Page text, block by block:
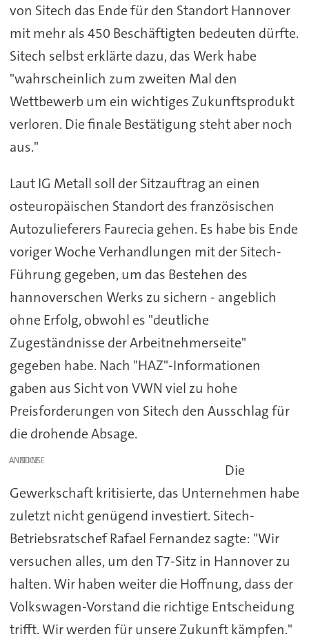
von Sitech das Ende für den Standort Hannover
mit mehr als 450 Beschäftigten bedeuten dürfte.
Sitech selbst erklärte dazu, das Werk habe
"wahrscheinlich zum zweiten Mal den
Wettbewerb um ein wichtiges Zukunftsprodukt
verloren. Die finale Bestätigung steht aber noch
aus."
Laut IG Metall soll der Sitzauftrag an einen
osteuropäischen Standort des französischen
Autozulieferers Faurecia gehen. Es habe bis Ende
voriger Woche Verhandlungen mit der Sitech-
Führung gegeben, um das Bestehen des
hannoverschen Werks zu sichern - angeblich
ohne Erfolg, obwohl es "deutliche
Zugeständnisse der Arbeitnehmerseite"
gegeben habe. Nach "HAZ"-Informationen
gaben aus Sicht von VWN viel zu hohe
Preisforderungen von Sitech den Ausschlag für
die drohende Absage.
ANZEIGE
Die
Gewerkschaft kritisierte, das Unternehmen habe
zuletzt nicht genügend investiert. Sitech-
Betriebsratschef Rafael Fernandez sagte: "Wir
versuchen alles, um den T7-Sitz in Hannover zu
halten. Wir haben weiter die Hoffnung, dass der
Volkswagen-Vorstand die richtige Entscheidung
trifft. Wir werden für unsere Zukunft kämpfen."